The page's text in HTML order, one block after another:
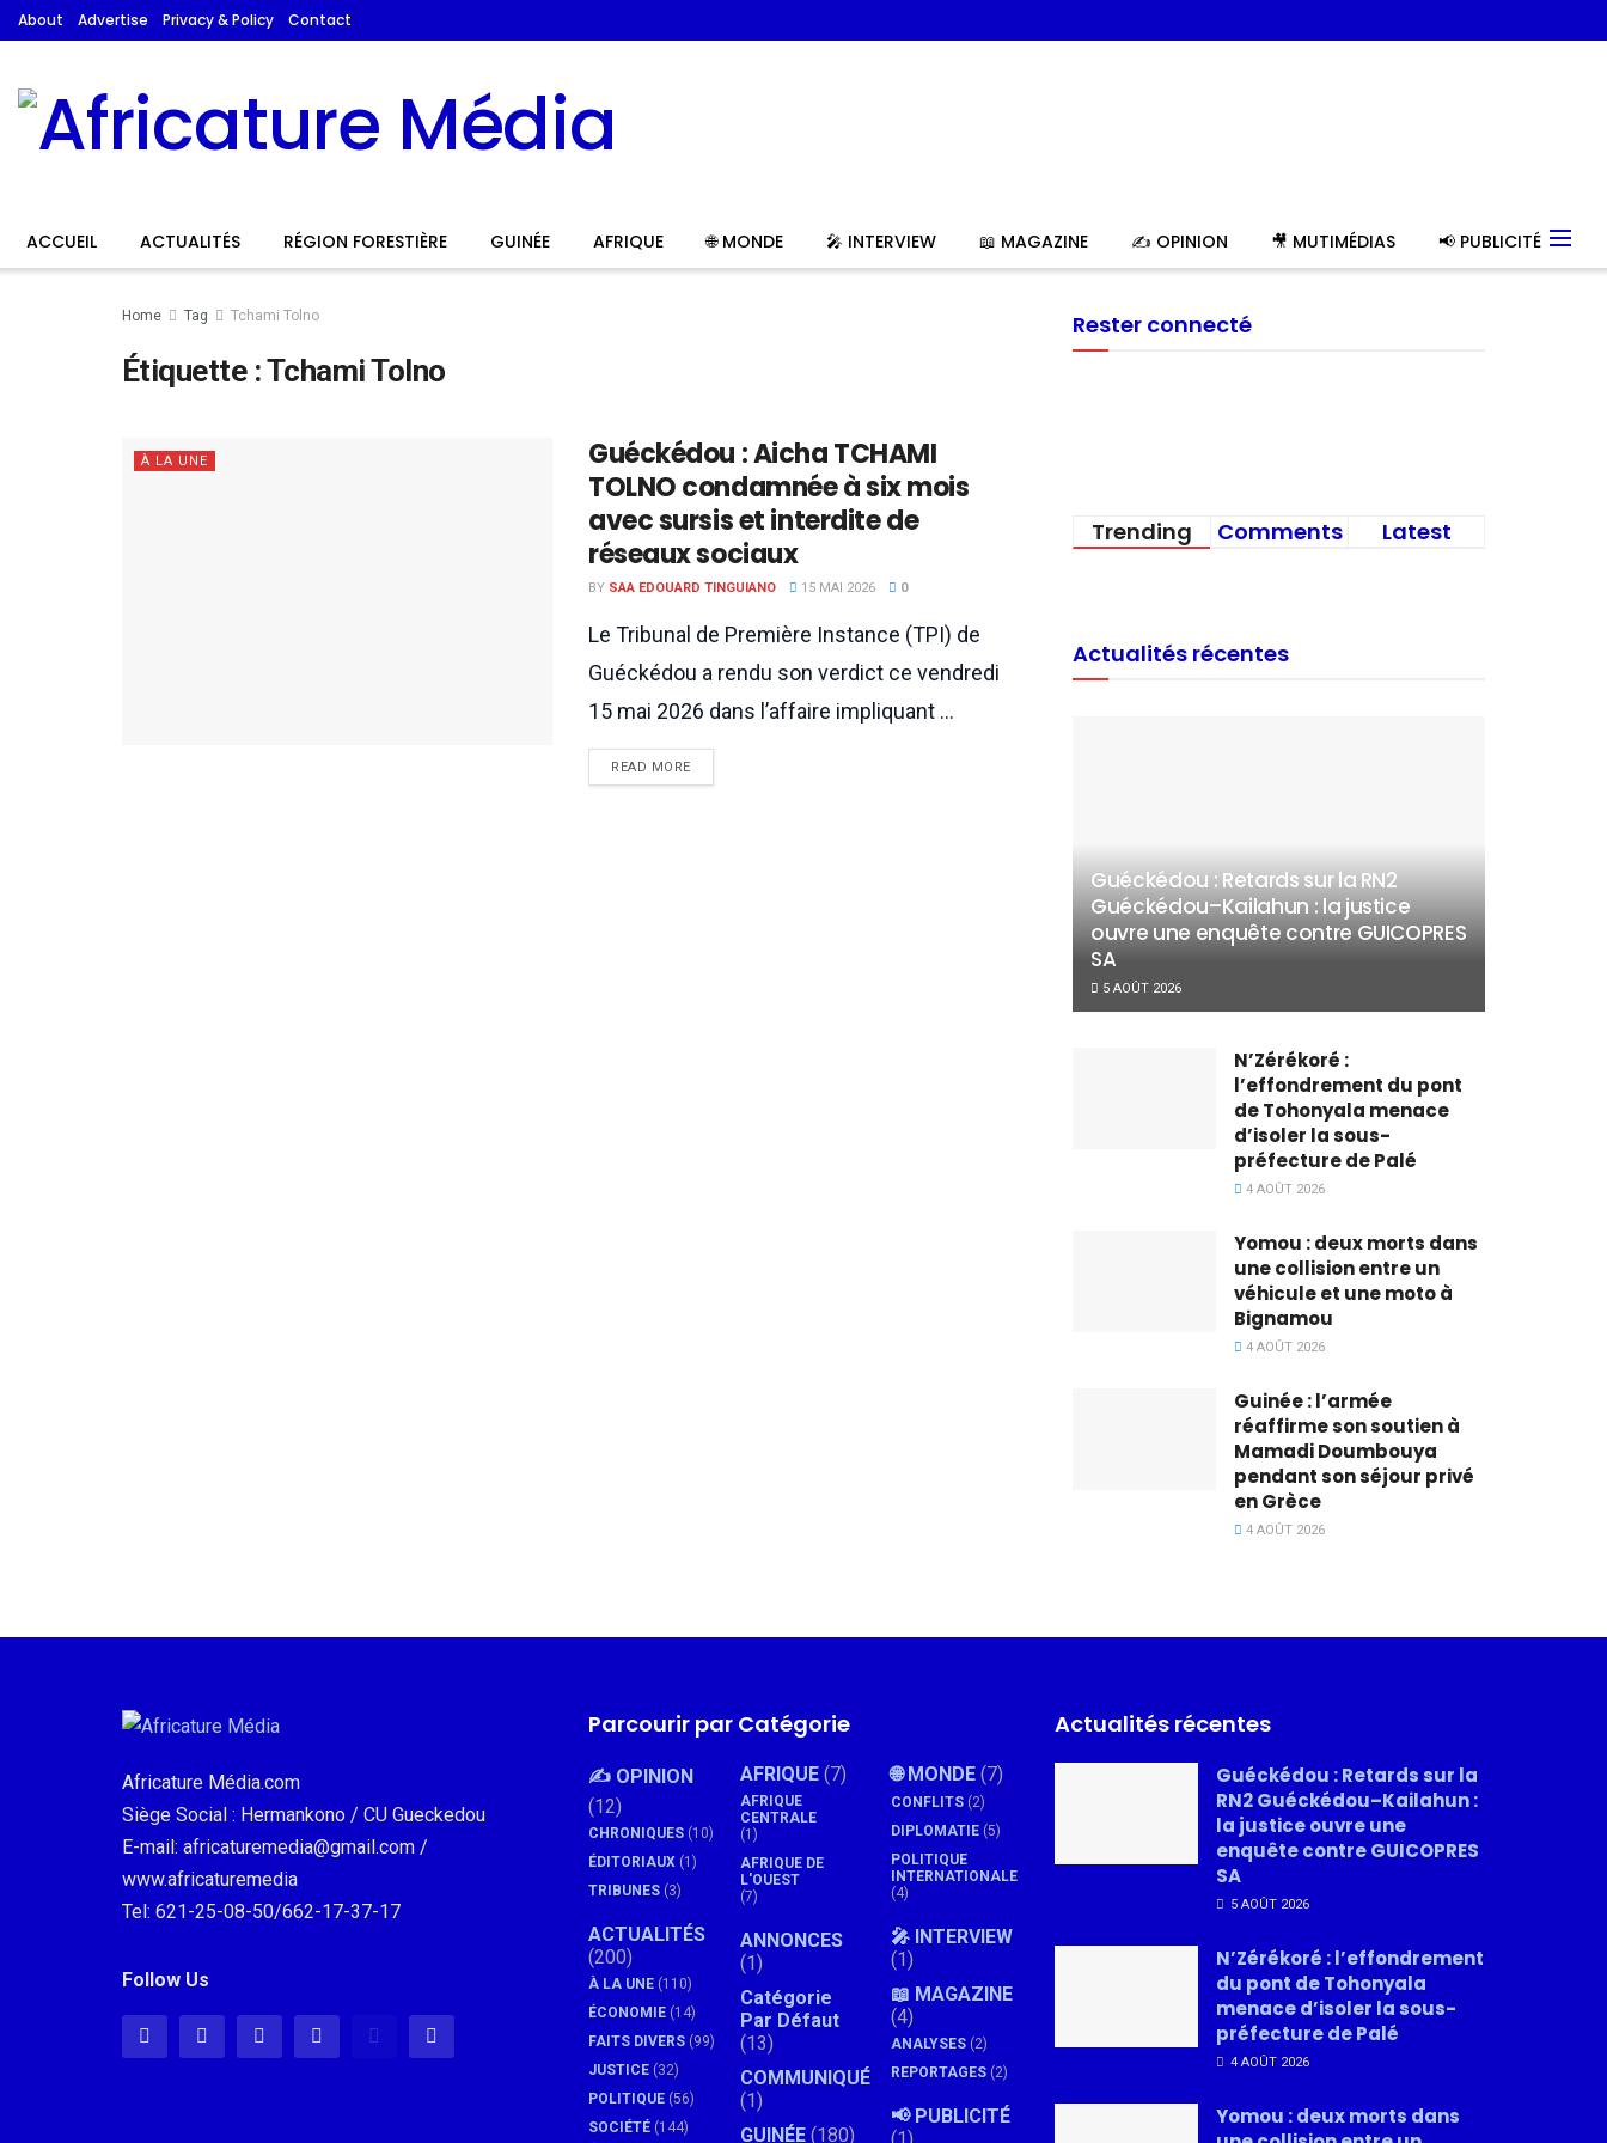
About Advertise Privacy & Policy Contact
ACCUEIL ACTUALITÉS RÉGION FORESTIÈRE GUINÉE AFRIQUE 🌐 MONDE 🎤 INTERVIEW 📖 MAGAZINE ✍️ OPINION 🎥 MUTIMÉDIAS 📢 PUBLICITÉ
Home Tag Tchami Tolno
Étiquette :Tchami Tolno
À LA UNE
Guéckédou : Aicha TCHAMI
TOLNO condamnée à six mois
avec sursis et interdite de
réseaux sociaux
BY SAA EDOUARD TINGUIANO 15 MAI 2026 0
Le Tribunal de Première Instance (TPI) de
Guéckédou a rendu son verdict ce vendredi
15 mai 2026 dans l’affaire impliquant ...
READ MORE
Rester connecté
Trending Comments Latest
Actualités récentes
Guéckédou : Retards sur la RN2
Guéckédou–Kailahun : la justice
ouvre une enquête contre GUICOPRES
SA
5 AOÛT 2026
N’Zérékoré :
l’effondrement du pont
de Tohonyala menace
d’isoler la sous-
préfecture de Palé
4 AOÛT 2026
Yomou : deux morts dans
une collision entre un
véhicule et une moto à
Bignamou
4 AOÛT 2026
Guinée : l’armée
réaffirme son soutien à
Mamadi Doumbouya
pendant son séjour privé
en Grèce
4 AOÛT 2026
Africature Média.com
Siège Social : Hermankono / CU Gueckedou
E-mail: africaturemedia@gmail.com /
www.africaturemedia
Tel: 621-25-08-50/662-17-37-17
Follow Us
Parcourir par Catégorie
✍️ OPINION
(12)
CHRONIQUES (10)
ÉDITORIAUX (1)
TRIBUNES (3)
ACTUALITÉS
(200)
À LA UNE (110)
ÉCONOMIE (14)
FAITS DIVERS (99)
JUSTICE (32)
POLITIQUE (56)
SOCIÉTÉ (144)
AFRIQUE(7)
AFRIQUE
CENTRALE
(1)
AFRIQUE DE
L'OUEST
(7)
ANNONCES
(1)
Catégorie
Par Défaut
(13)
COMMUNIQUÉ
(1)
GUINÉE(180)
🌐 MONDE (7)
CONFLITS (2)
DIPLOMATIE (5)
POLITIQUE
INTERNATIONALE
(4)
🎤 INTERVIEW
(1)
📖 MAGAZINE
(4)
ANALYSES (2)
REPORTAGES (2)
📢 PUBLICITÉ
(1)
Actualités récentes
Guéckédou : Retards sur la
RN2 Guéckédou–Kailahun :
la justice ouvre une
enquête contre GUICOPRES
SA
5 AOÛT 2026
N’Zérékoré : l’effondrement
du pont de Tohonyala
menace d’isoler la sous-
préfecture de Palé
4 AOÛT 2026
Yomou : deux morts dans